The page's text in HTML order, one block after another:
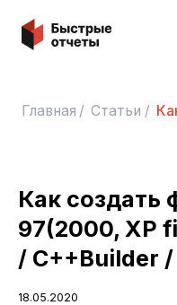
Быстрые отчеты
Главная / Статьи /
Как создать
97(2000, XP
/ C++Builder
18.05.2020